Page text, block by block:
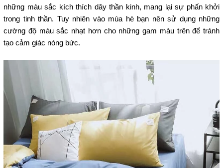
những màu sắc kích thích dây thần kinh, mang lại sự phấn khởi
trong tinh thần. Tuy nhiên vào mùa hè bạn nên sử dụng những
cường độ màu sắc nhạt hơn cho những gam màu trên để tránh
tạo cảm giác nóng bức.